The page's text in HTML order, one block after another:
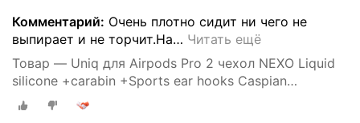
Комментарий: Очень плотно сидит ни чего не
выпирает и не торчит.На… Читать ещё
Товар — Uniq для Airpods Pro 2 чехол NEXO Liquid
silicone +carabin +Sports ear hooks Caspian
Фиолетовый